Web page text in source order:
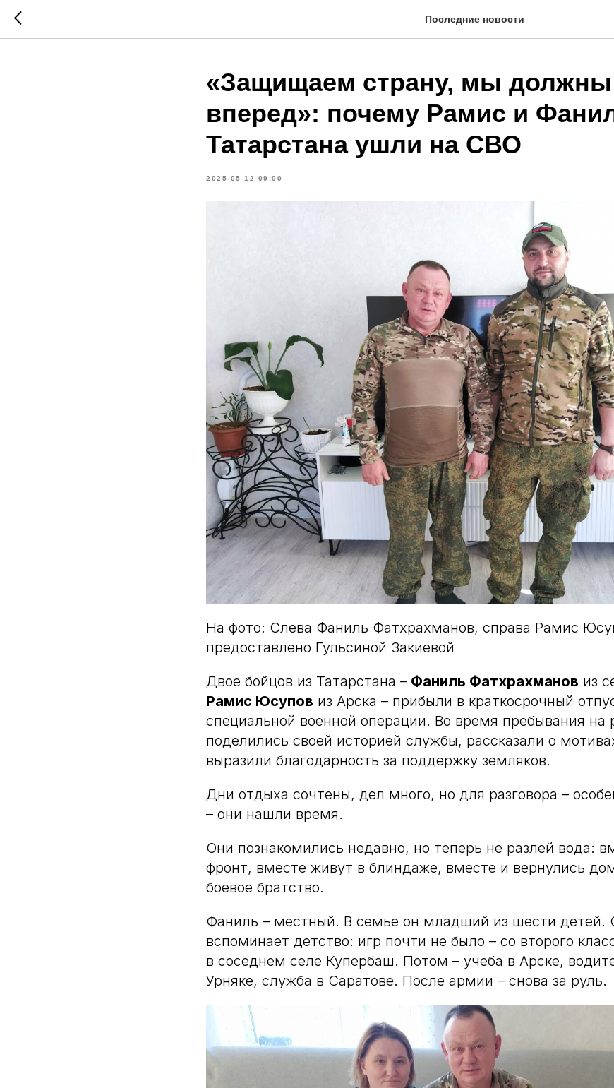
Последние новости
«Защищаем страну, мы должны
вперед»: почему Рамис и
Татарстана ушли на СВО
2025-05-12 09:00
На фото: Слева Фаниль Фатхрахманов, справа Рамис
предоставлено Гульсиной Закиевой
Двое бойцов из Татарстана – Фаниль Фатхрахманов из
Рамис Юсупов из Арска – прибыли в краткосрочный
специальной военной операции. Во время пребывания на
поделились своей историей службы, рассказали о
выразили благодарность за поддержку земляков.
Дни отдыха сочтены, дел много, но для разговора –
– они нашли время.
Они познакомились недавно, но теперь не разлей вода:
фронт, вместе живут в блиндаже, вместе и вернулись
боевое братство.
Фаниль – местный. В семье он младший из шести детей.
вспоминает детство: игр почти не было – со второго
в соседнем селе Купербаш. Потом – учеба в Арске,
Урняке, служба в Саратове. После армии – снова за руль.